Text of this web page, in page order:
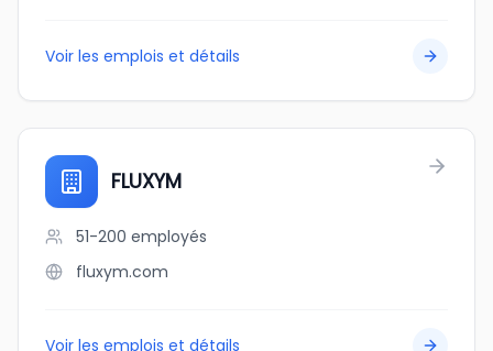
Voir les emplois et détails
FLUXYM
51-200 employés
fluxym.com
Voir les emplois et détails